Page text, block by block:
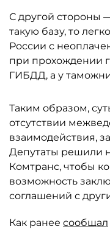
С другой стороны
такую базу, то
России с
при прохождении
ГИБДД, а у
Таким образом,
отсутствии
взаимодействия,
Депутаты решили
Комтранс, чтобы
возможность
соглашений с
Как ранее сообщал